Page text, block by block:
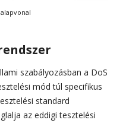
alapvonal
szabályozásban a DoS
mód túl specifikus
standard
az eddigi tesztelési